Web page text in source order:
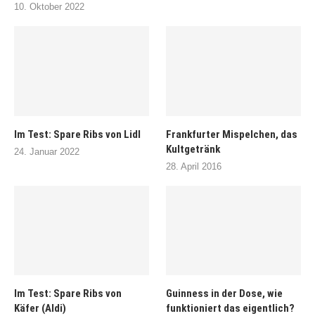
10. Oktober 2022
Im Test: Spare Ribs von Lidl
24. Januar 2022
Frankfurter Mispelchen, das
Kultgetränk
28. April 2016
Im Test: Spare Ribs von
Käfer (Aldi)
Guinness in der Dose, wie
funktioniert das eigentlich?